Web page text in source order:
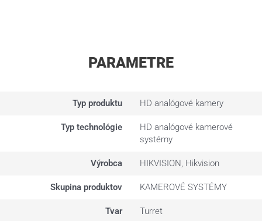
PARAMETRE
Typ produktu HD analógové kamery
Typ technológie
HD analógové kamerové
systémy
Výrobca HIKVISION, Hikvision
Skupina produktov KAMEROVÉ SYSTÉMY
Tvar Turret